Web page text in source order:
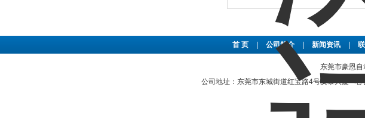
首 页 公司简介 新闻资讯
东莞市豪恩
公司地址：东莞市东城街道红宝路4号安泰大厦